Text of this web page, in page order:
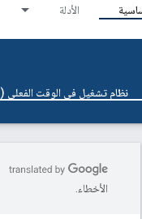
الأدلة
نظام تشغيل في الوقت الفعلي (RTOS)
الأخطاء.